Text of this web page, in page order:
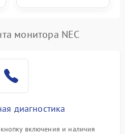
монитора NEC
диагностика
включения и наличия